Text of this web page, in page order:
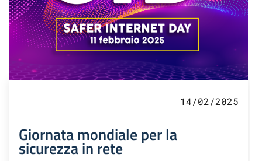
14/02/2025
Giornata mondiale per la
sicurezza in rete